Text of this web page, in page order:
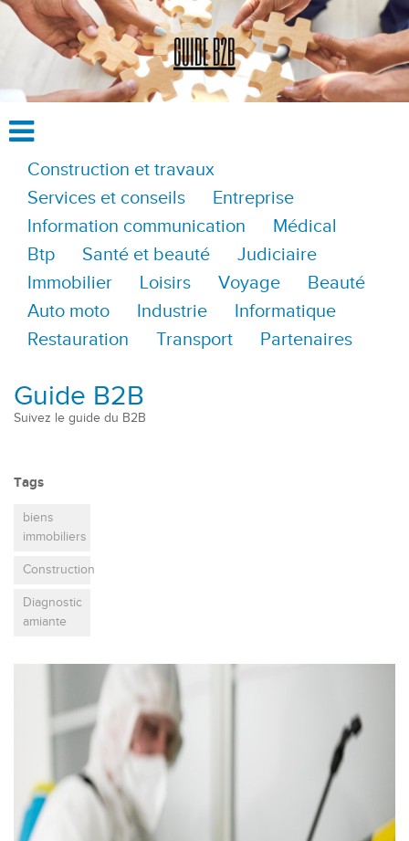
Construction et travaux
Services et conseils
Entreprise
Information communication
Médical
Btp
Santé et beauté
Judiciaire
Immobilier
Loisirs Voyage
Beauté
Auto moto
Industrie
Informatique
Restauration
Transport Partenaires
Guide B2B
Suivez le guide du B2B
Tags
biens
immobiliers
Construction
Diagnostic
amiante